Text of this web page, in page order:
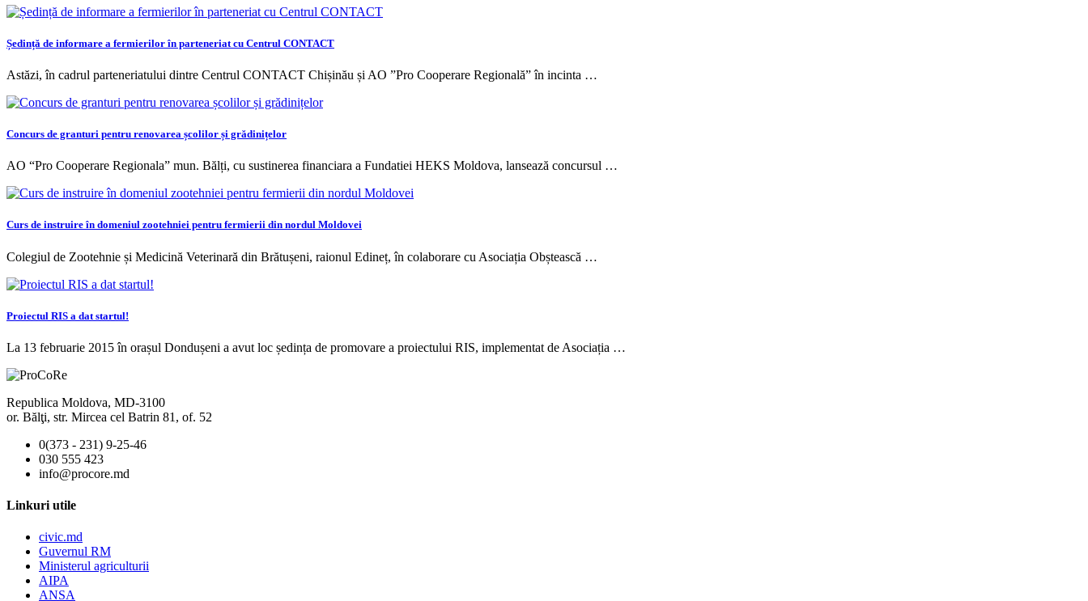
Ședință de informare a fermierilor în parteneriat cu Centrul CONTACT
Astăzi, în cadrul parteneriatului dintre Centrul CONTACT Chișinău și AO ”Pro Cooperare Regională” în incinta …
Concurs de granturi pentru renovarea școlilor și grădinițelor
AO “Pro Cooperare Regionala” mun. Bălți, cu sustinerea financiara a Fundatiei HEKS Moldova, lansează concursul …
Curs de instruire în domeniul zootehniei pentru fermierii din nordul Moldovei
Colegiul de Zootehnie și Medicină Veterinară din Brătușeni, raionul Edineț, în colaborare cu Asociația Obștească …
Proiectul RIS a dat startul!
La 13 februarie 2015 în orașul Dondușeni a avut loc ședința de promovare a proiectului RIS, implementat de Asociația …
Republica Moldova, MD-3100
or. Bălţi, str. Mircea cel Batrin 81, of. 52
0(373 - 231) 9-25-46
030 555 423
info@procore.md
Linkuri utile
civic.md
Guvernul RM
Ministerul agriculturii
AIPA
ANSA